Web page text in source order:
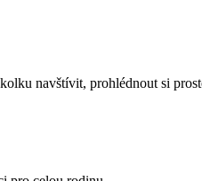
navštívit, prohlédnout si